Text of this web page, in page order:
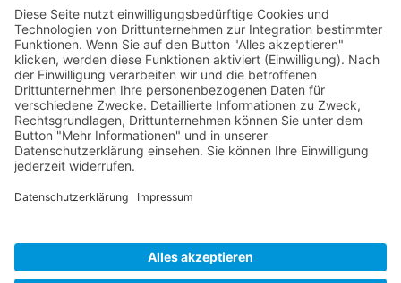
Privater Rechtsschutz
PDF-Download
Beratung anfordern
* Mit einem Klick verlässt Du unser Angebot.
Bildnachweis: